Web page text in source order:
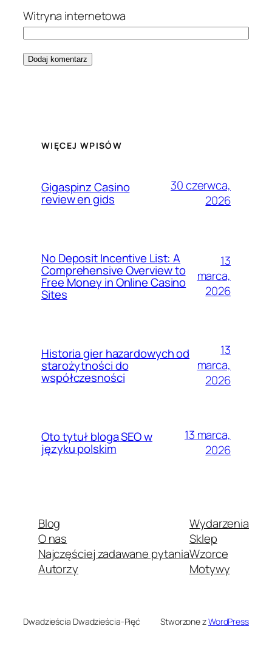
Witryna internetowa
WIĘCEJ WPISÓW
Gigaspinz Casino
review en gids
30 czerwca,
2026
No Deposit Incentive List: A
Comprehensive Overview to
Free Money in Online Casino
Sites
13
marca,
2026
Historia gier hazardowych od
starożytności do
współczesności
13
marca,
2026
Oto tytuł bloga SEO w
języku polskim
13 marca,
2026
Blog
O nas
Najczęściej zadawane pytania
Autorzy
Wydarzenia
Sklep
Wzorce
Motywy
Dwadzieścia Dwadzieścia-Pięć Stworzone zWordPress